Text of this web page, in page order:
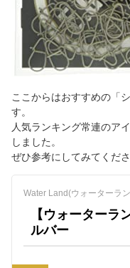
ここからはおすすめの「
す。
人気ランキング常連のア
しました。
ぜひ参考にしてみてくださ
Water Land(ウォーターラ
【ウォーターラ
ルバー